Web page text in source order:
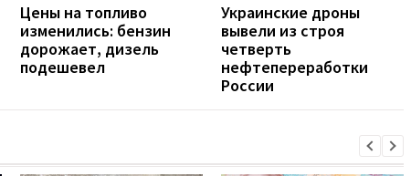
Цены на топливо
изменились: бензин
дорожает, дизель
подешевел
Украинские дроны
вывели из строя
четверть
нефтепереработки
России